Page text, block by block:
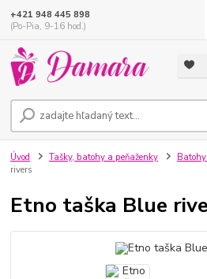
+421 948 445 898
(Po-Pia, 9-16 hod.)
Úvod Tašky, batohy a peňaženky
rivers
Etno taška Blue